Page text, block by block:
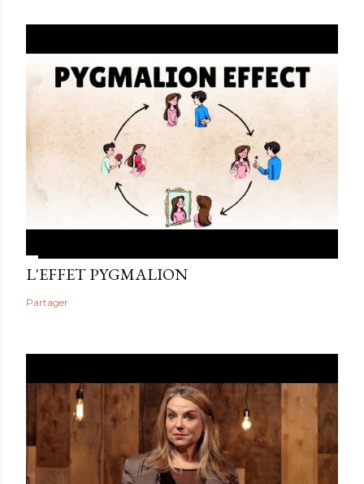
L'EFFET PYGMALION
Partager